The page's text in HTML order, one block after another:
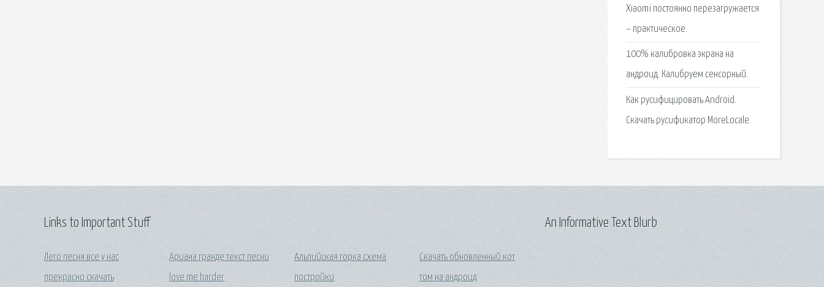
Xiaomi постоянно перезагружается
– практическое.
100% калибровка экрана на
андроид. Калибруем сенсорный.
Как русифицировать Android.
Скачать русификатор MoreLocale.
Links to Important Stuff
Лего песня все у нас
прекрасно скачать
Ариана гранде текст песни
love me harder
Альпийская горка схема
постройки
Скачать обновленный кот
том на андроид
An Informative Text Blurb